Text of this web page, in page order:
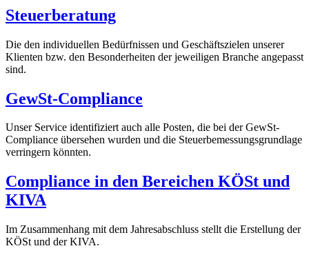
Steuerberatung
Die den individuellen Bedürfnissen und Geschäftszielen unserer
Klienten bzw. den Besonderheiten der jeweiligen Branche angepasst
sind.
GewSt-Compliance
Unser Service identifiziert auch alle Posten, die bei der GewSt-
Compliance übersehen wurden und die Steuerbemessungsgrundlage
verringern könnten.
Compliance in den Bereichen KÖSt und
KIVA
Im Zusammenhang mit dem Jahresabschluss stellt die Erstellung der
KÖSt und der KIVA.